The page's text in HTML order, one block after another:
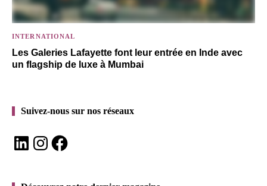
INTERNATIONAL
Les Galeries Lafayette font leur entrée en Inde avec
un flagship de luxe à Mumbai
Suivez-nous sur nos réseaux
LinkedInInstagramFacebook